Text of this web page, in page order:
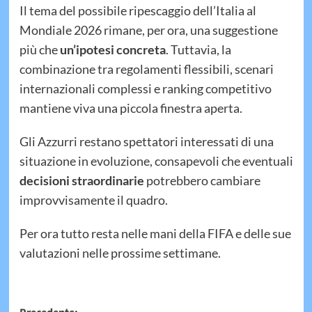
Il tema del possibile ripescaggio dell’Italia al
Mondiale 2026 rimane, per ora, una suggestione
più cheun’ipotesi concreta. Tuttavia, la
combinazione tra regolamenti flessibili, scenari
internazionali complessi e ranking competitivo
mantiene viva una piccola finestra aperta.
Gli Azzurri restano spettatori interessati di una
situazione in evoluzione, consapevoli che eventuali
decisioni straordinarie potrebbero cambiare
improvvisamente il quadro.
Per ora tutto resta nelle mani della FIFA e delle sue
valutazioni nelle prossime settimane.